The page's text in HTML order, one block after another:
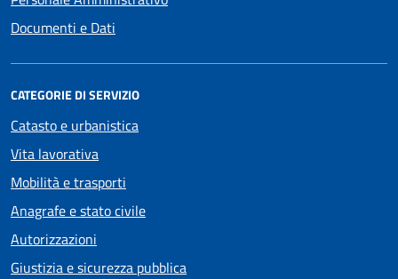
Documenti e Dati
CATEGORIE DI SERVIZIO
Catasto e urbanistica
Vita lavorativa
Mobilità e trasporti
Anagrafe e stato civile
Autorizzazioni
Giustizia e sicurezza pubblica